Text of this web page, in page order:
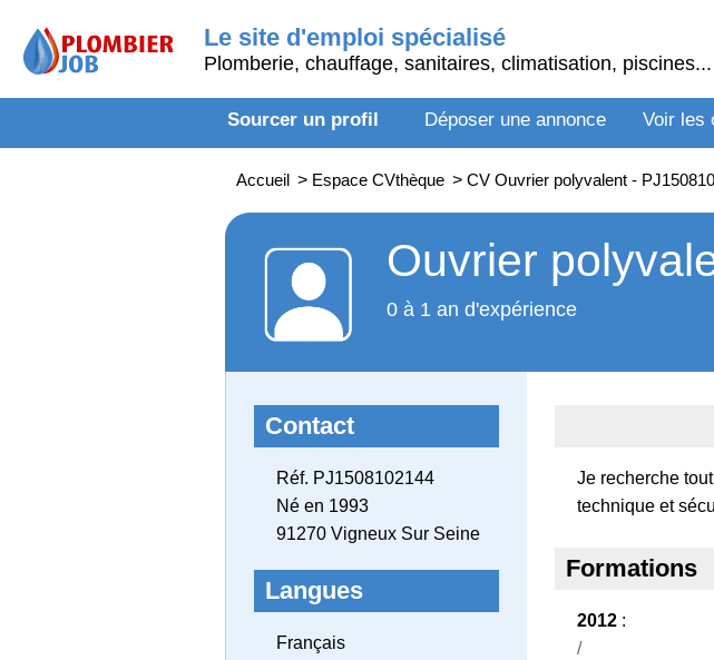
Le site d'emploi spécialisé
Plomberie, chauffage, sanitaires, climatisation, piscines...
Sourcer un profil Déposer une annonce Voir les
Accueil > Espace CVthèque > CV Ouvrier polyvalent -
Ouvrier
0 à 1 an d'expérience
Contact
Réf. PJ1508102144
Né en 1993
91270 Vigneux Sur Seine
Langues
Français
Je recherche
technique et
Formations
2012 :
/